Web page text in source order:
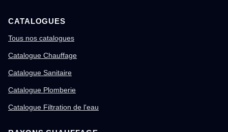
CATALOGUES
Tous nos catalogues
Catalogue Chauffage
Catalogue Sanitaire
Catalogue Plomberie
Catalogue Filtration de l'eau